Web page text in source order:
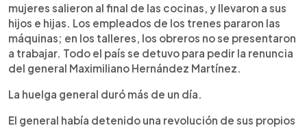
mujeres salieron al final de las cocinas, y llevaron a sus
hijos e hijas. Los empleados de los trenes pararon las
máquinas; en los talleres, los obreros no se presentaron
a trabajar. Todo el país se detuvo para pedir la renuncia
del general Maximiliano Hernández Martínez.
La huelga general duró más de un día.
El general había detenido una revolución de sus propios